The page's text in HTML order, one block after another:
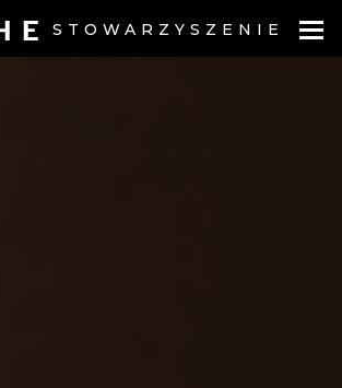
STOWARZYSZENIE